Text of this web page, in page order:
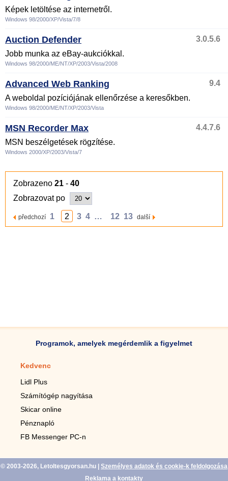
Képek letöltése az internetről.
Windows 98/2000/XP/Vista/7/8
Auction Defender
3.0.5.6
Jobb munka az eBay-aukciókkal.
Windows 98/2000/ME/NT/XP/2003/Vista/2008
Advanced Web Ranking
9.4
A weboldal pozíciójának ellenőrzése a keresőkben.
Windows 98/2000/ME/NT/XP/2003/Vista
MSN Recorder Max
4.4.7.6
MSN beszélgetések rögzítése.
Windows 2000/XP/2003/Vista/7
Zobrazeno 21 - 40
Zobrazovat po
předchozí 1 2 3 4 … 12 13 další
Programok, amelyek megérdemlik a figyelmet
Kedvenc
Lidl Plus
Számítógép nagyítása
Skicar online
Pénznapló
FB Messenger PC-n
© 2003-2026, Letoltesgyorsan.hu
Személyes adatok és cookie-k feldolgozása
Reklama a kontakty